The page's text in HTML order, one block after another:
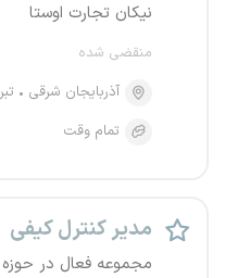
نیکان تجارت اوستا
منقضی شده
آذربایجان شرقی
تمام وقت
مدیر کنترل کیفی
مجموعه فعال در